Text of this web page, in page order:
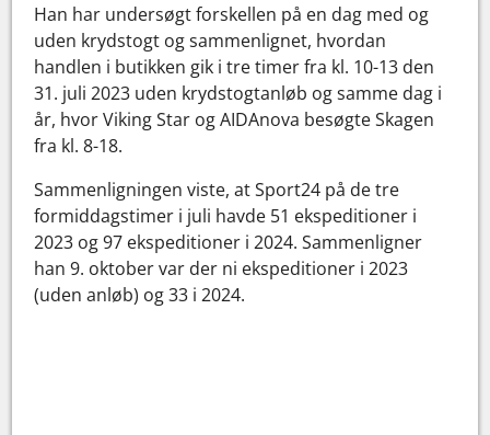
Han har undersøgt forskellen på en dag med og
uden krydstogt og sammenlignet, hvordan
handlen i butikken gik i tre timer fra kl. 10-13 den
31. juli 2023 uden krydstogtanløb og samme dag i
år, hvor Viking Star og AIDAnova besøgte Skagen
fra kl. 8-18.
Sammenligningen viste, at Sport24 på de tre
formiddagstimer i juli havde 51 ekspeditioner i
2023 og 97 ekspeditioner i 2024. Sammenligner
han 9. oktober var der ni ekspeditioner i 2023
(uden anløb) og 33 i 2024.